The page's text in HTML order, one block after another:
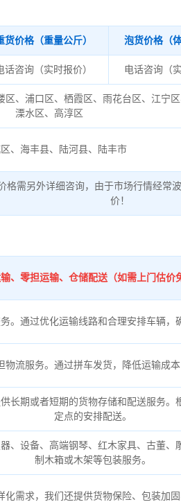
货价格（重量公斤） 泡货价格（
话咨询（实时报价） 电话咨询（
、浦口区、栖霞区、雨花台区、江宁区
溧水区、高淳区
、海丰县、陆河县、陆丰市
格需另外详细咨询，由于市场行情经常
价！
、零担运输、仓储配送（如需上门估价
。通过优化运输线路和合理安排车辆，
流服务。通过拼车发货，降低运输成
长期或者短期的货物存储和配送服务。
定点的安排配送。
、设备、高端钢琴、红木家具、古董
制木箱或木架等包装服务。
化需求，我们还提供货物保险、包装加固